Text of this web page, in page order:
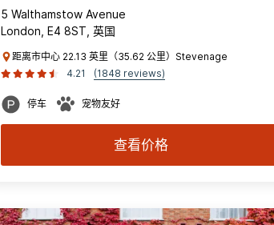
5 Walthamstow Avenue
London, E4 8ST, 英国
距离市中心 22.13 英里（35.62 公里）Stevenage
4.21
(1848 reviews)
停车 宠物友好
查看价格